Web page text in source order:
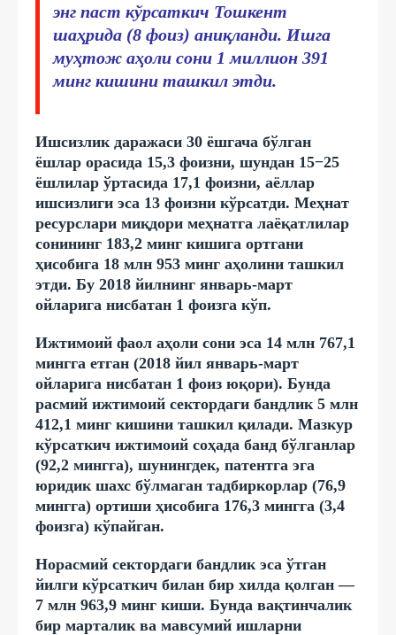
энг паст кўрсаткич Тошкент
шаҳрида (8 фоиз) аниқланди. Ишга
муҳтож аҳоли сони 1 миллион 391
минг кишини ташкил этди.
Ишсизлик даражаси 30 ёшгача бўлган
ёшлар орасида 15,3 фоизни, шундан 15−25
ёшлилар ўртасида 17,1 фоизни, аёллар
ишсизлиги эса 13 фоизни кўрсатди. Меҳнат
ресурслари миқдори меҳнатга лаёқатлилар
сонининг 183,2 минг кишига ортгани
ҳисобига 18 млн 953 минг аҳолини ташкил
этди. Бу 2018 йилнинг январь-март
ойларига нисбатан 1 фоизга кўп.
Ижтимоий фаол аҳоли сони эса 14 млн 767,1
мингга етган (2018 йил январь-март
ойларига нисбатан 1 фоиз юқори). Бунда
расмий ижтимоий сектордаги бандлик 5 млн
412,1 минг кишини ташкил қилади. Мазкур
кўрсаткич ижтимоий соҳада банд бўлганлар
(92,2 мингга), шунингдек, патентга эга
юридик шахс бўлмаган тадбиркорлар (76,9
мингга) ортиши ҳисобига 176,3 мингга (3,4
фоизга) кўпайган.
Норасмий сектордаги бандлик эса ўтган
йилги кўрсаткич билан бир хилда қолган —
7 млн 963,9 минг киши. Бунда вақтинчалик
бир марталик ва мавсумий ишларни